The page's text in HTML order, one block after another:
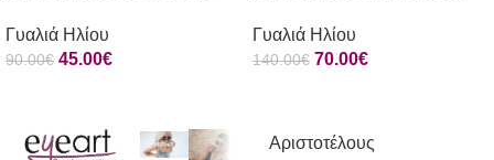
Γυαλιά Ηλίου
90.00€ 45.00€
Γυαλιά Ηλίου
140.00€ 70.00€
Αριστοτέλους